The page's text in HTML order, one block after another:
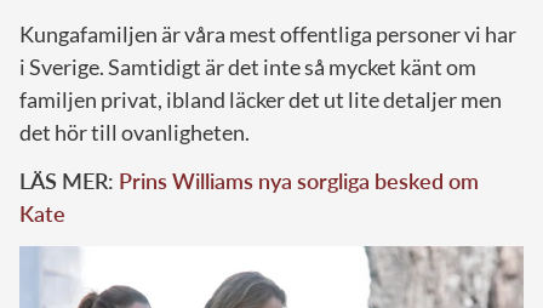
Kungafamiljen är våra mest offentliga personer vi har
i Sverige. Samtidigt är det inte så mycket känt om
familjen privat, ibland läcker det ut lite detaljer men
det hör till ovanligheten.
LÄS MER: Prins Williams nya sorgliga besked om
Kate